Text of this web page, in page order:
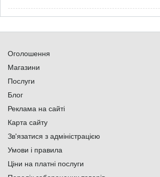
Оголошення
Магазини
Послуги
Блог
Реклама на сайті
Карта сайту
Зв'язатися з адміністрацією
Умови і правила
Ціни на платні послуги